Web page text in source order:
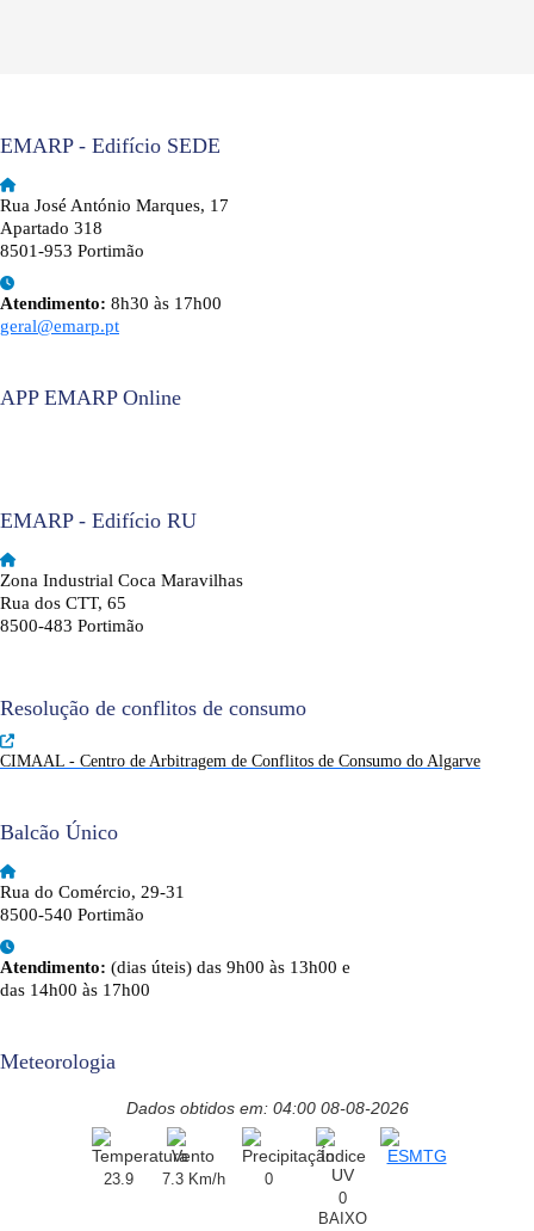
EMARP - Edifício SEDE
Rua José António Marques, 17
Apartado 318
8501-953 Portimão
Atendimento: 8h30 às 17h00
geral@emarp.pt
APP EMARP Online
EMARP - Edifício RU
Zona Industrial Coca Maravilhas
Rua dos CTT, 65
8500-483 Portimão
Resolução de conflitos de consumo
CIMAAL - Centro de Arbitragem de Conflitos de Consumo do Algarve
Balcão Único
Rua do Comércio, 29-31
8500-540 Portimão
Atendimento: (dias úteis) das 9h00 às 13h00 e
das 14h00 às 17h00
Meteorologia
Dados obtidos em: 04:00 08-08-2026
23.9 7.3 Km/h
0
0
BAIXO